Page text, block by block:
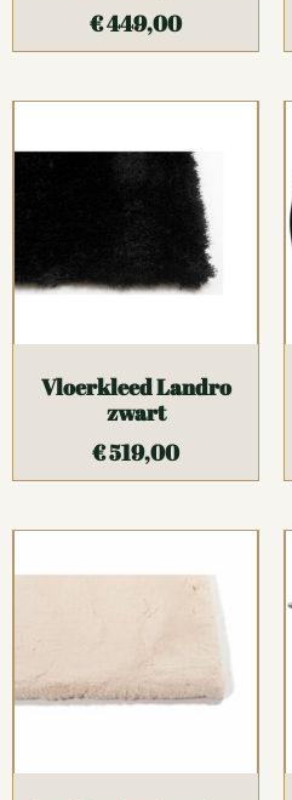
€449,00
Vloerkleed Landro
zwart
€519,00